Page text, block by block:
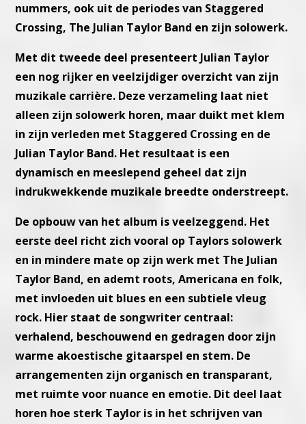
nummers, ook uit de periodes van Staggered
Crossing, The Julian Taylor Band en zijn solowerk.
Met dit tweede deel presenteert Julian Taylor
een nog rijker en veelzijdiger overzicht van zijn
muzikale carrière. Deze verzameling laat niet
alleen zijn solowerk horen, maar duikt met klem
in zijn verleden met Staggered Crossing en de
Julian Taylor Band. Het resultaat is een
dynamisch en meeslepend geheel dat zijn
indrukwekkende muzikale breedte onderstreept.
De opbouw van het album is veelzeggend. Het
eerste deel richt zich vooral op Taylors solowerk
en in mindere mate op zijn werk met The Julian
Taylor Band, en ademt roots, Americana en folk,
met invloeden uit blues en een subtiele vleug
rock. Hier staat de songwriter centraal:
verhalend, beschouwend en gedragen door zijn
warme akoestische gitaarspel en stem. De
arrangementen zijn organisch en transparant,
met ruimte voor nuance en emotie. Dit deel laat
horen hoe sterk Taylor is in het schrijven van